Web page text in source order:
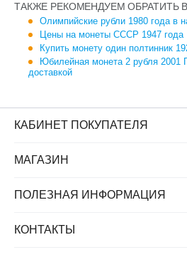
ТАКЖЕ РЕКОМЕНДУЕМ ОБРАТИТЬ
Олимпийские рубли 1980 года в
Цены на монеты СССР 1947 года
Купить монету один полтинник
Юбилейная монета 2 рубля
доставкой
КАБИНЕТ ПОКУПАТЕЛЯ
МАГАЗИН
ПОЛЕЗНАЯ ИНФОРМАЦИЯ
КОНТАКТЫ